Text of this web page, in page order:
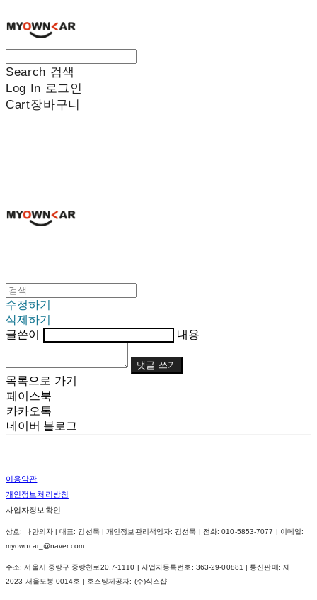
Search 검색
Log In 로그인
Cart장바구니
수정하기
삭제하기
글쓴이
내용
댓글 쓰기
목록으로 가기
페이스북
카카오톡
네이버 블로그
이용약관
개인정보처리방침
사업자정보확인
상호: 나만의차 | 대표: 김선묵 | 개인정보관리책임자: 김선묵 | 전화: 010-5853-7077 | 이메일:
myowncar_@naver.com
주소: 서울시 중랑구 중랑천로20,7-1110 | 사업자등록번호: 363-29-00881 | 통신판매: 제
2023-서울도봉-0014호
| 호스팅제공자: (주)식스샵